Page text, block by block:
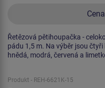
Řetězová pětihoupačka -
pádu 1,5 m. Na výběr jsou
hnědá, modrá, červená a
Produkt - REH-6621K-15